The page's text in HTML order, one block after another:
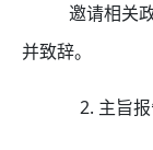
邀请相关
并致辞。
2. 主旨